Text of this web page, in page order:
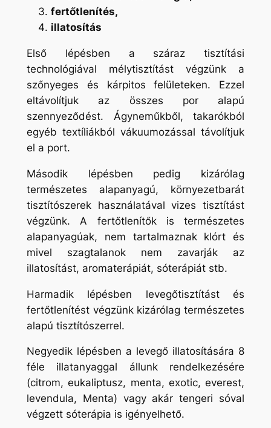
fertőtlenítés,
illatosítás
Első lépésben a száraz tisztítási
technológiával mélytisztítást végzünk a
szőnyeges és kárpitos felületeken. Ezzel
eltávolítjuk az összes por alapú
szennyeződést. Ágyneműkből, takarókból
egyéb textíliákból vákuumozással távolítjuk
el a port.
Második lépésben pedig kizárólag
természetes alapanyagú, környezetbarát
tisztítószerek használatával vizes tisztítást
végzünk. A fertőtlenítők is természetes
alapanyagúak, nem tartalmaznak klórt és
mivel szagtalanok nem zavarják az
illatosítást, aromaterápiát, sóterápiát stb.
Harmadik lépésben levegőtisztítást és
fertőtlenítést végzünk kizárólag természetes
alapú tisztítószerrel.
Negyedik lépésben a levegő illatosítására 8
féle illatanyaggal állunk rendelkezésére
(citrom, eukaliptusz, menta, exotic, everest,
levendula, Menta) vagy akár tengeri sóval
végzett sóterápia is igényelhető.